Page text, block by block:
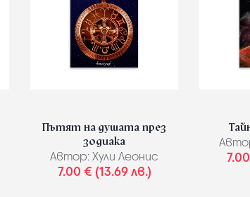
Пътят на душата през
зодиака
Автор: Хули Леонис
7.00 € (13.69 лв.)